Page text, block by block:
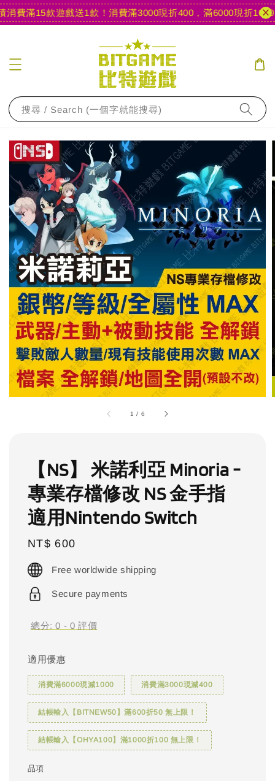
費滿15款遊戲送1款！ 消費滿3000現折400，滿6000現折1000
搜尋 / Search (一個字就能搜尋)
1 / 6
【NS】 米諾利亞 Minoria -
專業存檔修改 NS 金手指
適用Nintendo Switch
Regular
price
NT$ 600
Free worldwide shipping
Secure payments
總分:0 - 0 評價
適用優惠
消費滿6000現減1000 消費滿3000現減400
結帳輸入【BITNEW50】滿600折50 無上限！
結帳輸入【OHYA100】滿1000折100 無上限！
品項